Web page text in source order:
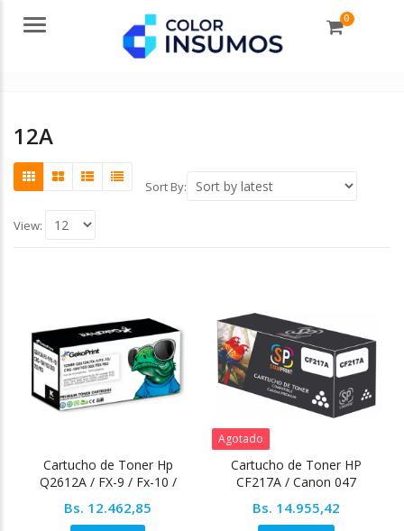
Menu 0
12A
Sort By:
View:
Cartucho de Toner Hp
Q2612A / FX-9 / Fx-10 /
Bs. 12.462,85
Agotado
Cartucho de Toner HP
CF217A / Canon 047
Bs. 14.955,42